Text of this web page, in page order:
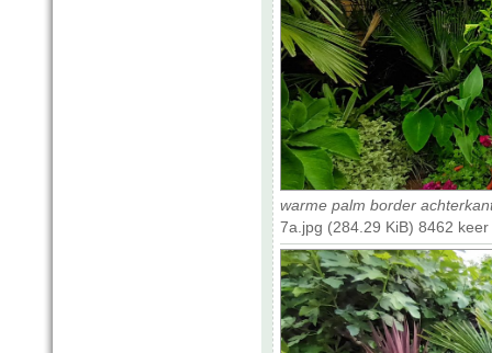
warme palm border
7a.jpg (284.29 KiB) 8462